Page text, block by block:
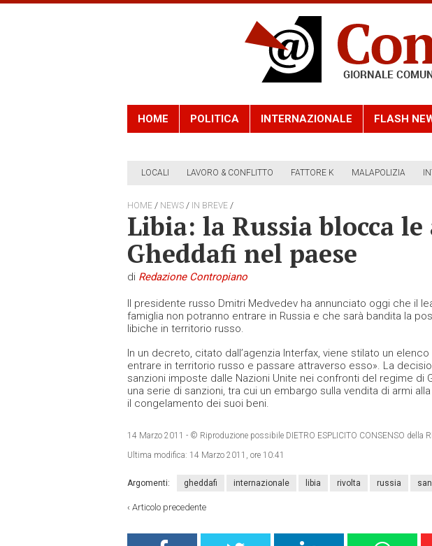
HOME POLITICA INTERNAZIONALE FLASH
LOCALI LAVORO & CONFLITTO FATTORE K MALAPOLIZIA
HOME / NEWS / IN BREVE /
Libia: la Russia blocca
Gheddafi nel paese
di Redazione Contropiano
Il presidente russo Dmitri Medvedev ha annunciato oggi che il
famiglia non potranno entrare in Russia e che sarà bandita la
libiche in territorio russo.
In un decreto, citato dall’agenzia Interfax, viene stilato un
entrare in territorio russo e passare attraverso esso». La
sanzioni imposte dalle Nazioni Unite nei confronti del regime di
una serie di sanzioni, tra cui un embargo sulla vendita di armi
il congelamento dei suoi beni.
14 Marzo 2011 - © Riproduzione possibile DIETRO ESPLICITO CONSENSO della
Ultima modifica: 14 Marzo 2011, ore 10:41
Argomenti: gheddafi internazionale libia rivolta russia
‹ Articolo precedente